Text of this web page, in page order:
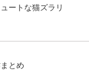
ートな猫ズラリ
とめ